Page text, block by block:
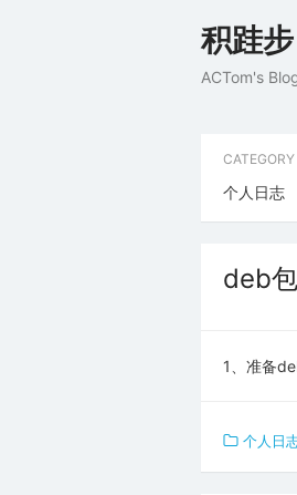
to
积跬
ACTom's
个人日志
deb
1、准备
个人日